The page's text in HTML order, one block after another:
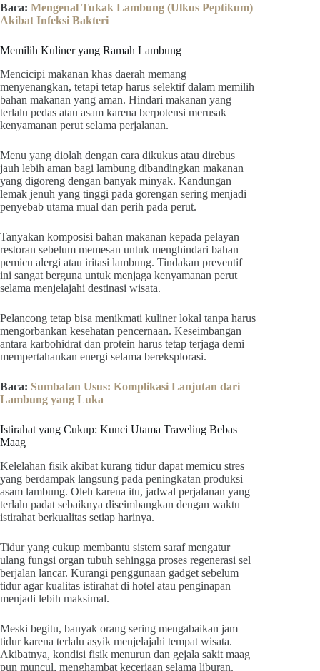
Baca: Mengenal Tukak Lambung (Ulkus Peptikum)
Akibat Infeksi Bakteri
Memilih Kuliner yang Ramah Lambung
Mencicipi makanan khas daerah memang
menyenangkan, tetapi tetap harus selektif dalam memilih
bahan makanan yang aman. Hindari makanan yang
terlalu pedas atau asam karena berpotensi merusak
kenyamanan perut selama perjalanan.
Menu yang diolah dengan cara dikukus atau direbus
jauh lebih aman bagi lambung dibandingkan makanan
yang digoreng dengan banyak minyak. Kandungan
lemak jenuh yang tinggi pada gorengan sering menjadi
penyebab utama mual dan perih pada perut.
Tanyakan komposisi bahan makanan kepada pelayan
restoran sebelum memesan untuk menghindari bahan
pemicu alergi atau iritasi lambung. Tindakan preventif
ini sangat berguna untuk menjaga kenyamanan perut
selama menjelajahi destinasi wisata.
Pelancong tetap bisa menikmati kuliner lokal tanpa harus
mengorbankan kesehatan pencernaan. Keseimbangan
antara karbohidrat dan protein harus tetap terjaga demi
mempertahankan energi selama bereksplorasi.
Baca: Sumbatan Usus: Komplikasi Lanjutan dari
Lambung yang Luka
Istirahat yang Cukup: Kunci Utama Traveling Bebas
Maag
Kelelahan fisik akibat kurang tidur dapat memicu stres
yang berdampak langsung pada peningkatan produksi
asam lambung. Oleh karena itu, jadwal perjalanan yang
terlalu padat sebaiknya diseimbangkan dengan waktu
istirahat berkualitas setiap harinya.
Tidur yang cukup membantu sistem saraf mengatur
ulang fungsi organ tubuh sehingga proses regenerasi sel
berjalan lancar. Kurangi penggunaan gadget sebelum
tidur agar kualitas istirahat di hotel atau penginapan
menjadi lebih maksimal.
Meski begitu, banyak orang sering mengabaikan jam
tidur karena terlalu asyik menjelajahi tempat wisata.
Akibatnya, kondisi fisik menurun dan gejala sakit maag
pun muncul, menghambat keceriaan selama liburan.